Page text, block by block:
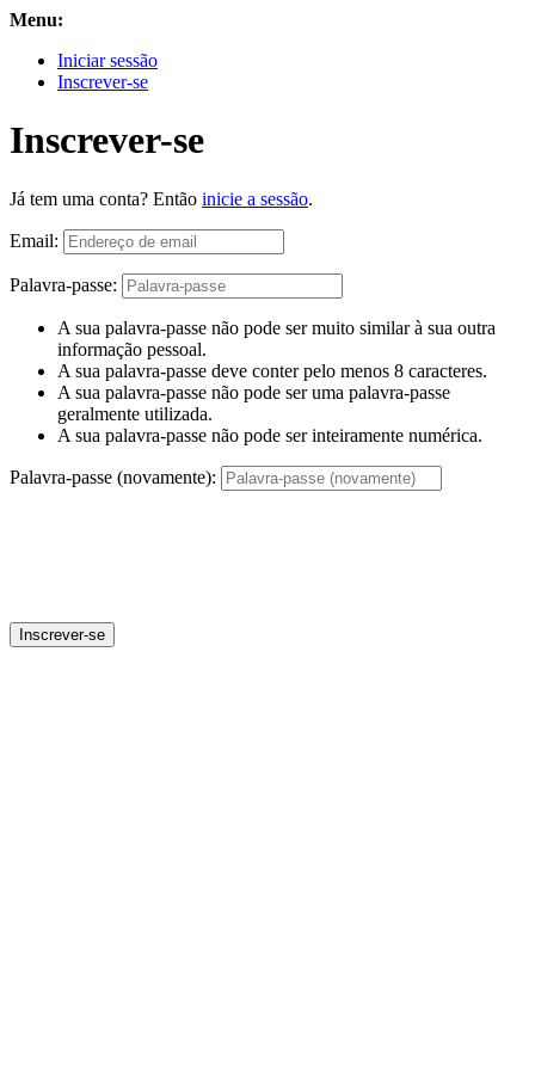
Menu:
Iniciar sessão
Inscrever-se
Inscrever-se
Já tem uma conta? Então inicie a sessão.
Email:
Palavra-passe:
A sua palavra-passe não pode ser muito similar à sua outra
informação pessoal.
A sua palavra-passe deve conter pelo menos 8 caracteres.
A sua palavra-passe não pode ser uma palavra-passe
geralmente utilizada.
A sua palavra-passe não pode ser inteiramente numérica.
Palavra-passe (novamente):
Inscrever-se